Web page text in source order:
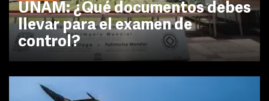
UNAM: ¿Qué documentos debes
llevar para el examen de
control?